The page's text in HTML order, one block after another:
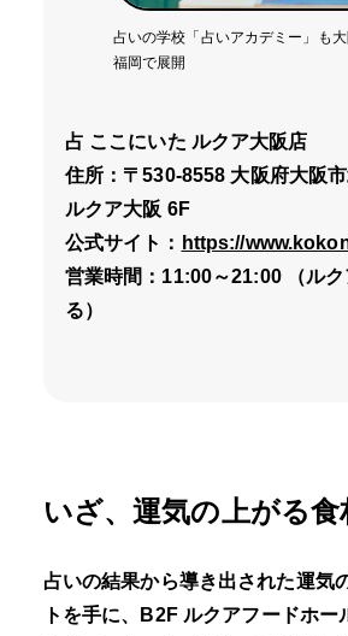
占いの学校「占いアカデミー」も大
福岡で展開
占 ここにいた ルクア大阪店
住所：〒530-8558 大阪府大阪
ルクア大阪 6F
公式サイト： https://
営業時間：11:00～21:00 （ル
る）
いざ、運気の上がる
占いの結果から導き出された運気
トを手に、B2F ルクアフードホー